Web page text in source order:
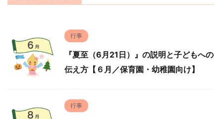
行事
『夏至（6月21日）』の説明と子どもへの
伝え方【６月／保育園・幼稚園向け】
行事